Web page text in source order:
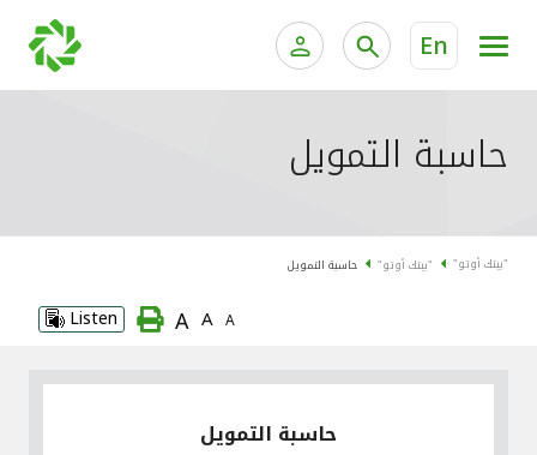
En
الخدمات المصرفية الإلكترونية للأفراد
خدمة "بيتك" للتداول الإلكتروني
جميع السيارات
حاسبة التمويل
"بيتك أوتو" "بيتك أوتو" حاسبة التمويل
A
A
A
Listen
حاسبة التمويل